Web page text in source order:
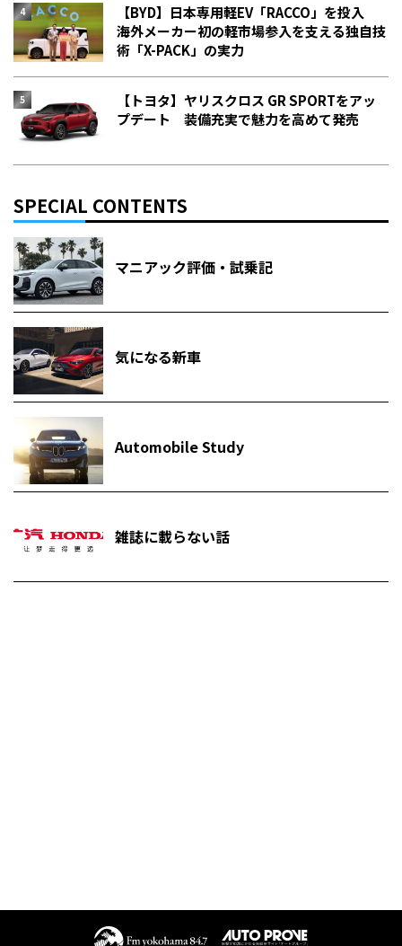
【BYD】日本専用軽EV「RACCO」を投入
海外メーカー初の軽市場参入を支える独自技
術「X-PACK」の実力
【トヨタ】ヤリスクロス GR SPORTをアッ
プデート 装備充実で魅力を高めて発売
SPECIAL CONTENTS
マニアック評価・試乗記
気になる新車
Automobile Study
雑誌に載らない話